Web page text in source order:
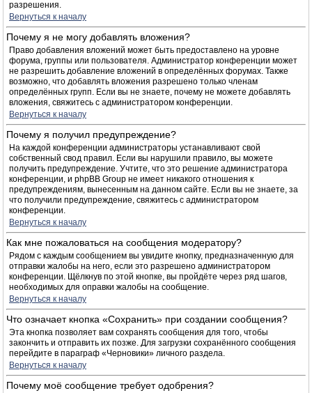
разрешения.
Вернуться к началу
Почему я не могу добавлять вложения?
Право добавления вложений может быть предоставлено на уровне
форума, группы или пользователя. Администратор конференции может
не разрешить добавление вложений в определённых форумах. Также
возможно, что добавлять вложения разрешено только членам
определённых групп. Если вы не знаете, почему не можете добавлять
вложения, свяжитесь с администратором конференции.
Вернуться к началу
Почему я получил предупреждение?
На каждой конференции администраторы устанавливают свой
собственный свод правил. Если вы нарушили правило, вы можете
получить предупреждение. Учтите, что это решение администратора
конференции, и phpBB Group не имеет никакого отношения к
предупреждениям, вынесенным на данном сайте. Если вы не знаете, за
что получили предупреждение, свяжитесь с администратором
конференции.
Вернуться к началу
Как мне пожаловаться на сообщения модератору?
Рядом с каждым сообщением вы увидите кнопку, предназначенную для
отправки жалобы на него, если это разрешено администратором
конференции. Щёлкнув по этой кнопке, вы пройдёте через ряд шагов,
необходимых для оправки жалобы на сообщение.
Вернуться к началу
Что означает кнопка «Сохранить» при создании сообщения?
Эта кнопка позволяет вам сохранять сообщения для того, чтобы
закончить и отправить их позже. Для загрузки сохранённого сообщения
перейдите в параграф «Черновики» личного раздела.
Вернуться к началу
Почему моё сообщение требует одобрения?